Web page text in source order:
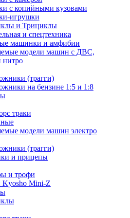
с копийными кузовами
игрушки
и Трициклы
и спецтехника
машинки и амфибии
модели машин с ДВС,
нитро
(трагги)
на бензине 1:5 и 1:8
траки
модели машин электро
(трагги)
и прицепы
и трофи
Mini-Z